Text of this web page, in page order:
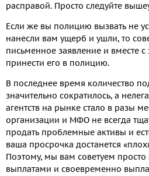
расправой. Просто следуйте
Если же вы полицию вызвать не
нанесли вам ущерб и ушли, то
письменное заявление и вместе
принести его в полицию.
В последнее время количество
значительно сократилось, а
агентств на рынке стало в разы
организации и МФО не всегда
продать проблемные активы и
ваша просрочка достанется
Поэтому, мы вам советуем просто
выплатами и своевременно